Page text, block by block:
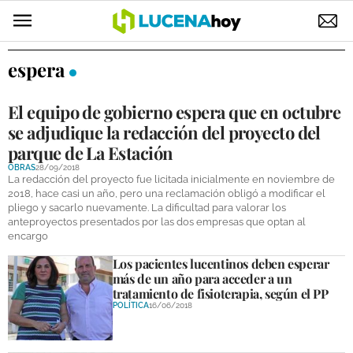
ELECCIONES
SUCESOS
ECONOMÍA
DESARROLLO LOCAL
LUCENA EMPRESAS
OCIO
COFRADÍAS
espera
El equipo de gobierno espera que en octubre
se adjudique la redacción del proyecto del
parque de La Estación
OBRAS28/09/2018
La redacción del proyecto fue licitada inicialmente en noviembre de
2018, hace casi un año, pero una reclamación obligó a modificar el
pliego y sacarlo nuevamente. La dificultad para valorar los
anteproyectos presentados por las dos empresas que optan al
encargo
Los pacientes lucentinos deben esperar
más de un año para acceder a un
tratamiento de fisioterapia, según el PP
POLÍTICA16/06/2018